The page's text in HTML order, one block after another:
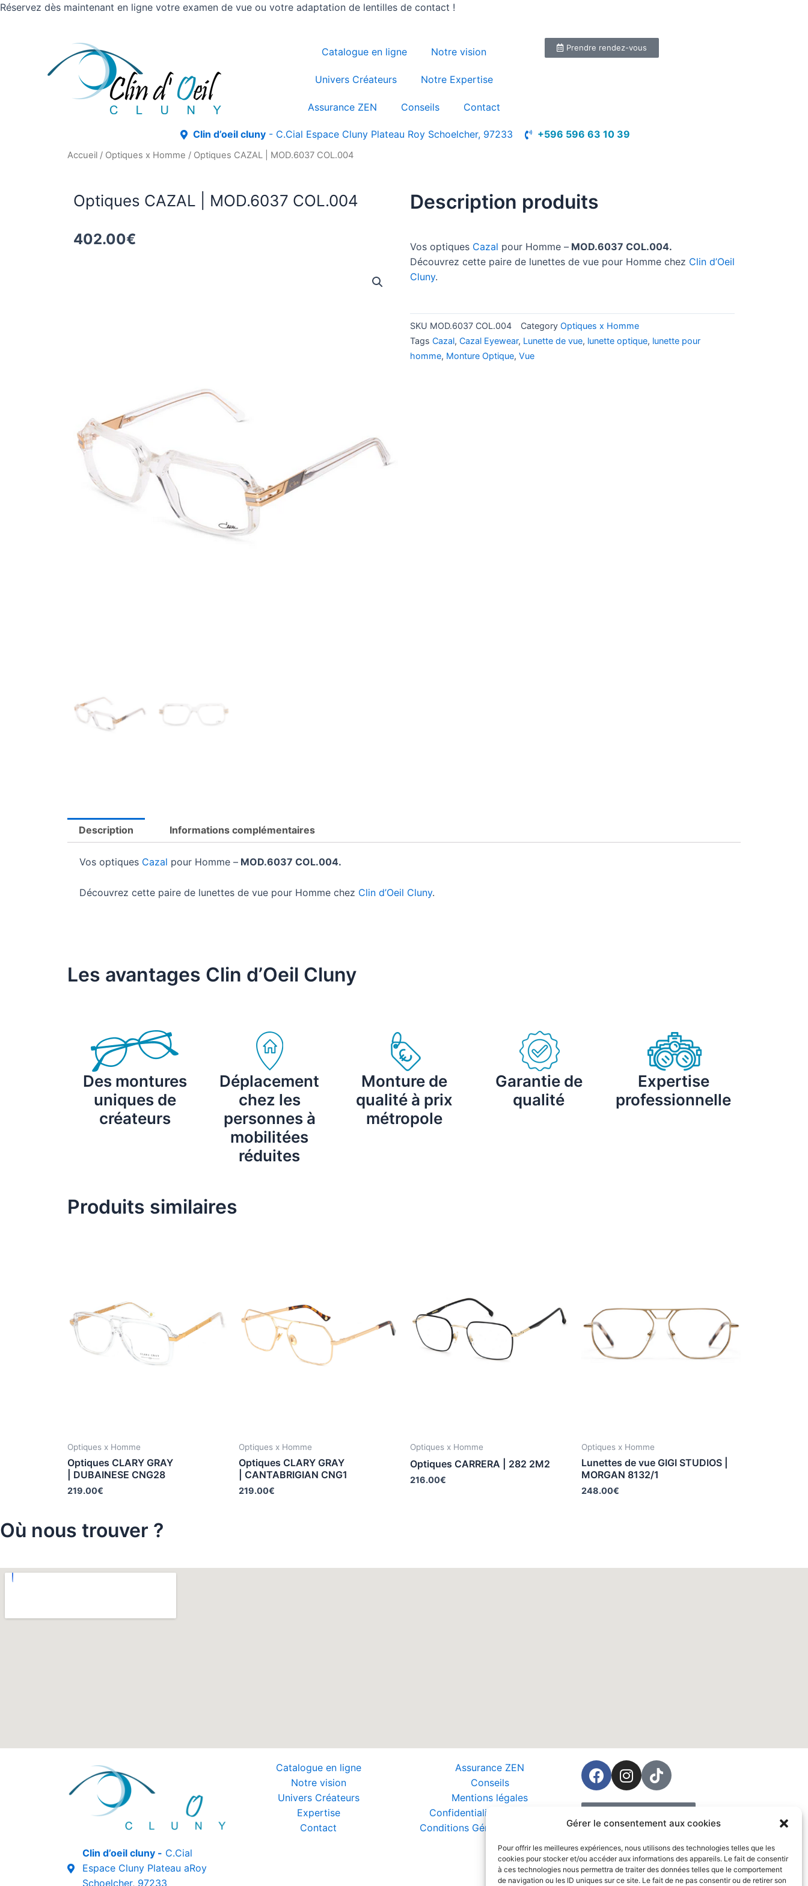
Gérer le consentement aux cookies
Pour offrir les meilleures expériences, nous utilisons des technologies telles que les
cookies pour stocker et/ou accéder aux informations des appareils. Le fait de consentir
à ces technologies nous permettra de traiter des données telles que le comportement
de navigation ou les ID uniques sur ce site. Le fait de ne pas consentir ou de retirer son
Réservez dès maintenant en ligne votre examen de vue ou votre adaptation de lentilles de contact !
Catalogue en ligne Notre vision
Univers Créateurs Notre Expertise
Assurance ZEN Conseils Contact
Prendre rendez-vous
Clin d’oeil cluny - C.Cial Espace Cluny Plateau Roy Schoelcher, 97233 +596 596 63 10 39
Accueil / Optiques x Homme / Optiques CAZAL | MOD.6037 COL.004
Optiques CAZAL | MOD.6037 COL.004
402.00€
Description produits
Vos optiques Cazal pour Homme – MOD.6037 COL.004.
Découvrez cette paire de lunettes de vue pour Homme chez Clin d’Oeil
Cluny.
SKU MOD.6037 COL.004 Category Optiques x Homme
Tags Cazal, Cazal Eyewear, Lunette de vue, lunette optique, lunette pour
homme, Monture Optique, Vue
Description Informations complémentaires
Vos optiques Cazal pour Homme – MOD.6037 COL.004.
Découvrez cette paire de lunettes de vue pour Homme chez Clin d’Oeil Cluny.
Les avantages Clin d’Oeil Cluny
Des montures
uniques de
créateurs
Déplacement
chez les
personnes à
mobilitées
réduites
Monture de
qualité à prix
métropole
Garantie de
qualité
Expertise
professionnelle
Produits similaires
Optiques x Homme
Optiques CLARY GRAY
| DUBAINESE CNG28
219.00€
Optiques x Homme
Optiques CLARY GRAY
| CANTABRIGIAN CNG1
219.00€
Optiques x Homme
Optiques CARRERA | 282 2M2
216.00€
Optiques x Homme
Lunettes de vue GIGI STUDIOS |
MORGAN 8132/1
248.00€
Où nous trouver ?
Clin d’oeil cluny - C.Cial
Espace Cluny Plateau aRoy
Schoelcher, 97233
Catalogue en ligne
Notre vision
Univers Créateurs
Expertise
Contact
Assurance ZEN
Conseils
Mentions légales
Confidentialité et Données
Conditions Générales de Vente